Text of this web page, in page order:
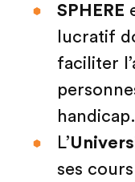
SPHERE
lucratif
faciliter
handicap.
L’
ses